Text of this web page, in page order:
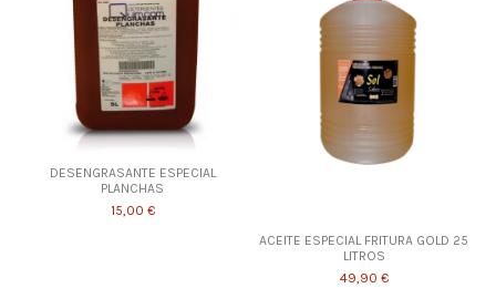
DESENGRASANTE ESPECIAL
PLANCHAS
15,00 €
ACEITE ESPECIAL FRITURA GOLD 25
LITROS
49,90 €